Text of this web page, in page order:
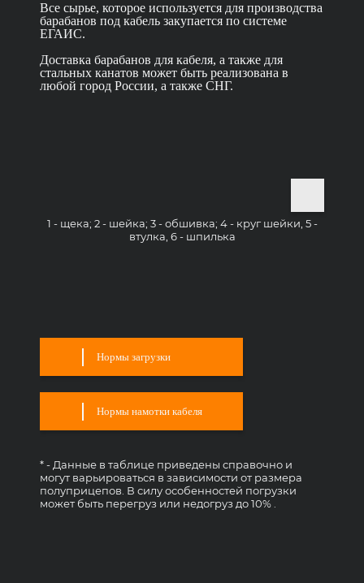
Все сырье, которое используется для производства
барабанов под кабель закупается по системе
ЕГАИС.
Доставка барабанов для кабеля, а также для
стальных канатов может быть реализована в
любой город России, а также СНГ.
1 - щека; 2 - шейка; 3 - обшивка; 4 - круг шейки, 5 -
втулка, 6 - шпилька
Нормы загрузки
Нормы намотки кабеля
* - Данные в таблице приведены справочно и
могут варьироваться в зависимости от размера
полуприцепов. В силу особенностей погрузки
может быть перегруз или недогруз до 10% .